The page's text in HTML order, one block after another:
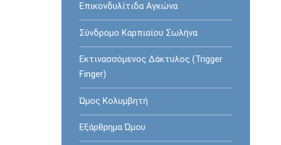
Επικονδυλίτιδα Αγκώνα
Σύνδρομο Καρπιαίου Σωλήνα
Εκτινασσόμενος Δάκτυλος (Trigger
Finger)
Ώμος Κολυμβητή
Εξάρθρημα Ώμου